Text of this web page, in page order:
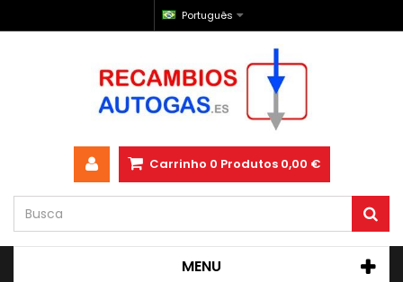
Português
Carrinho 0 Produtos 0,00 €
MENU